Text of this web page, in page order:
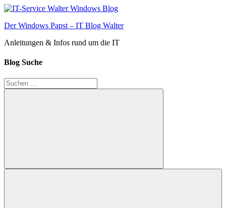
Zum
springen
Der Windows Papst – IT Blog Walter
Anleitungen & Infos rund um die IT
Blog Suche
Suchen
nach:
Suchen